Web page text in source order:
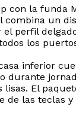
con la funda
combina un
perfil
los
inferior
durante
lisas. El
de las teclas